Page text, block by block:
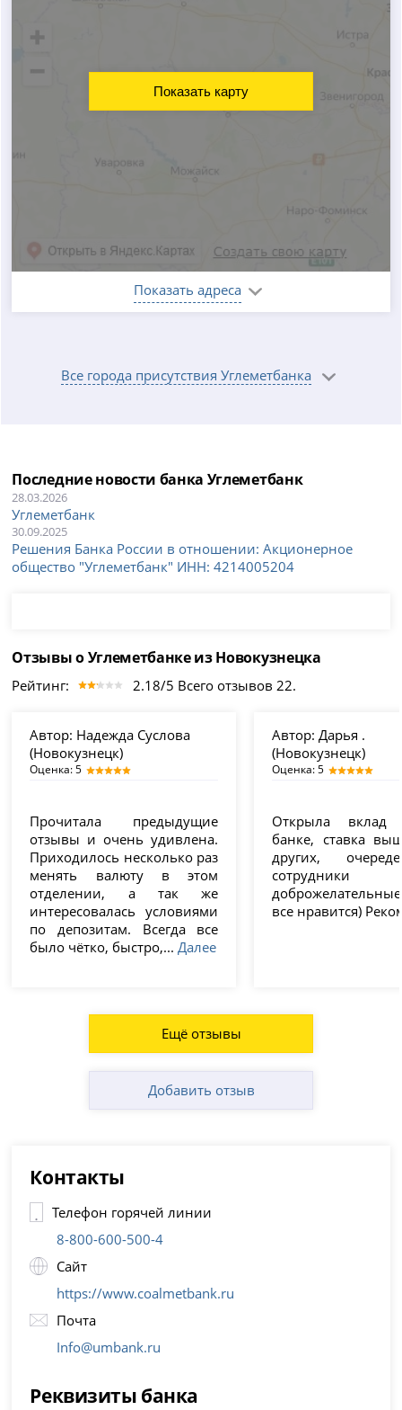
Показать адреса
Показать карту
Все города присутствия Углеметбанка
Последние новости банка Углеметбанк
28.03.2026
Углеметбанк
30.09.2025
Решения Банка России в отношении: Акционерное
общество "Углеметбанк" ИНН: 4214005204
Отзывы о Углеметбанке из Новокузнецка
Рейтинг: 2.18/5 Всего отзывов 22.
Автор: Надежда Суслова
(Новокузнецк)
Оценка: 5
Прочитала предыдущие
отзывы и очень удивлена.
Приходилось несколько раз
менять валюту в этом
отделении, а так же
интересовалась условиями
по депозитам. Всегда все
было чётко, быстро,...Далее
Автор: Дарья .
(Новокузнецк)
Оценка: 5
Открыла
банке, ставка
других,
все нравится)
Ещё отзывы
Добавить отзыв
Контакты
Телефон горячей линии
8-800-600-500-4
Сайт
https://www.coalmetbank.ru
Почта
Info@umbank.ru
Реквизиты банка